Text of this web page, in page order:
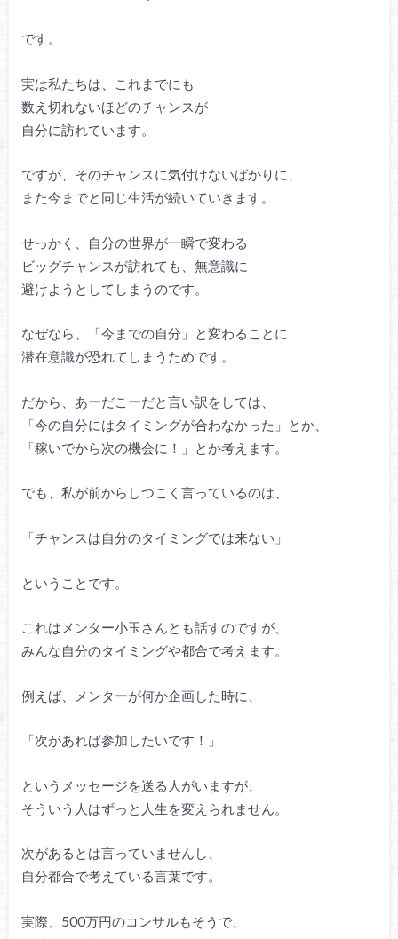
です。
実は私たちは、これまでにも
数え切れないほどのチャンスが
自分に訪れています。
ですが、そのチャンスに気付けないばかりに、
また今までと同じ生活が続いていきます。
せっかく、自分の世界が一瞬で変わる
ビッグチャンスが訪れても、無意識に
避けようとしてしまうのです。
なぜなら、「今までの自分」と変わることに
潜在意識が恐れてしまうためです。
だから、あーだこーだと言い訳をしては、
「今の自分にはタイミングが合わなかった」とか、
「稼いでから次の機会に！」とか考えます。
でも、私が前からしつこく言っているのは、
「チャンスは自分のタイミングでは来ない」
ということです。
これはメンター小玉さんとも話すのですが、
みんな自分のタイミングや都合で考えます。
例えば、メンターが何か企画した時に、
「次があれば参加したいです！」
というメッセージを送る人がいますが、
そういう人はずっと人生を変えられません。
次があるとは言っていませんし、
自分都合で考えている言葉です。
実際、500万円のコンサルもそうで、